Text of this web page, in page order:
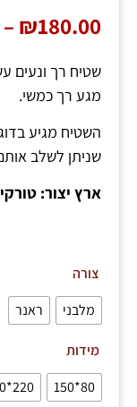
₪180.00
–
שטיח רך ונעים
מגע רך כמשי.
השטיח מגיע
שניתן לשלב
ארץ יצור:
צורה
מלבני
ראנר
מידות
80*150
220*150